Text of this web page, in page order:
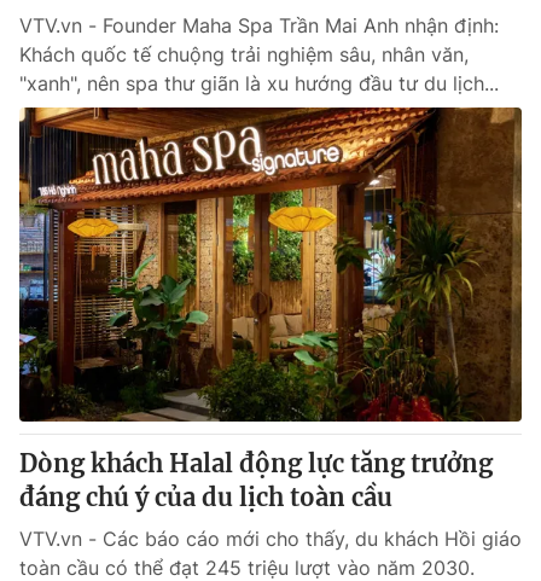
THỜI BÁO VTV
Theo dõi báo trên
Cơ quan chủ quản:Đài Truyền hình Việt Nam
Cơ quan báo chí:Thời báo VTV
Giấy phép hoạt động báo in và báo điện tử số 483/GP-BTTTT
cấp ngày 29/12/2023
Tổng Biên tập:Vũ Thanh Thủy
Phó Tổng Biên tập:Nguyễn Thị Mỹ Hạnh, Phạm Quốc Thắng,
Nguyễn Trọng Ninh
Tổng đài VTV:024.38 355 931 - 024.38 355 932
Ðiện thoại Thời báo VTV:024.66 897 897
toasoan@vtv.vn
Liên hệ quảng cáo:024-7300.7108
VTV.vn - Founder Maha Spa Trần Mai Anh nhận định:
Khách quốc tế chuộng trải nghiệm sâu, nhân văn,
"xanh", nên spa thư giãn là xu hướng đầu tư du lịch...
Dòng khách Halal động lực tăng trưởng
đáng chú ý của du lịch toàn cầu
VTV.vn - Các báo cáo mới cho thấy, du khách Hồi giáo
toàn cầu có thể đạt 245 triệu lượt vào năm 2030.